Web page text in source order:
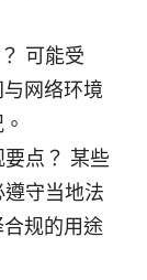
可能受
网络环境
点？ 某些
守当地法
规的用途